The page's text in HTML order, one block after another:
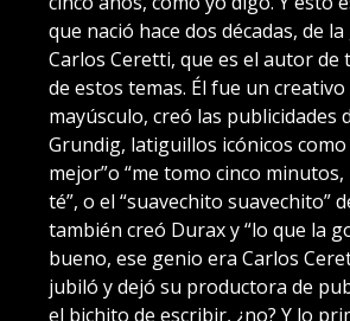
que nació hace dos décadas, de
Carlos Ceretti, que es el autor de
de estos temas. Él fue un
mayúsculo, creó las publicidades
Grundig, latiguillos icónicos como
mejor”o “me tomo cinco
té”, o el “suavechito suavechito”
también creó Durax y “lo que la
bueno, ese genio era Carlos
jubiló y dejó su productora de
el bichito de escribir, ¿no? Y lo